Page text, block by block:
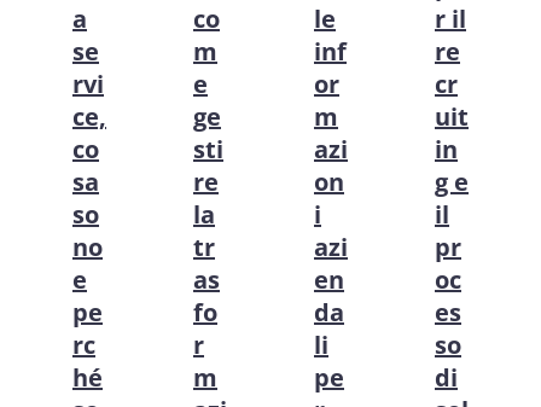
a
se
rvi
ce,
co
sa
so
no
e
pe
rc
hé
co
m
e
ge
sti
re
la
tr
as
fo
r
m
le
inf
or
m
azi
on
i
azi
en
da
li
pe
r il
re
cr
uit
in
g e
il
pr
oc
es
so
di